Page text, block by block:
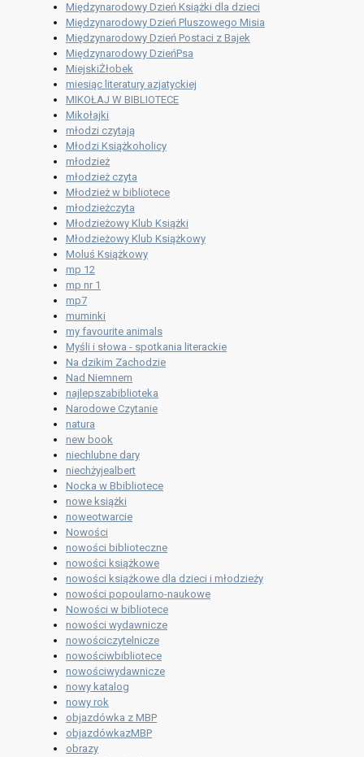
Międzynarodowy Dzień Książki dla dzieci
Międzynarodowy Dzień Pluszowego Misia
Międzynarodowy Dzień Postaci z Bajek
Międzynarodowy DzieńPsa
MiejskiŻłobek
miesiąc literatury azjatyckiej
MIKOŁAJ W BIBLIOTECE
Mikołajki
młodzi czytają
Młodzi Książkoholicy
młodzież
młodzież czyta
Młodzież w bibliotece
młodzieżczyta
Młodzieżowy Klub Książki
Młodzieżowy Klub Książkowy
Moluś Książkowy
mp 12
mp nr 1
mp7
muminki
my favourite animals
Myśli i słowa - spotkania literackie
Na dzikim Zachodzie
Nad Niemnem
najlepszabiblioteka
Narodowe Czytanie
natura
new book
niechlubne dary
niechżyjealbert
Nocka w Bbibliotece
nowe książki
noweotwarcie
Nowości
nowości biblioteczne
nowości książkowe
nowości książkowe dla dzieci i młodzieży
nowości popoularno-naukowe
Nowości w bibliotece
nowości wydawnicze
nowościczytelnicze
nowościwbibliotece
nowościwydawnicze
nowy katalog
nowy rok
objazdówka z MBP
objazdówkazMBP
obrazy